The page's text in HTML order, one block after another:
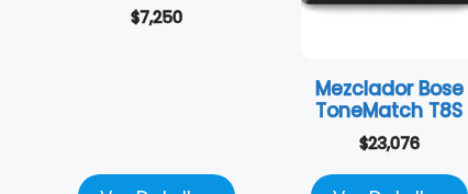
$7,250
Mezclador Bose
ToneMatch T8S
$23,076